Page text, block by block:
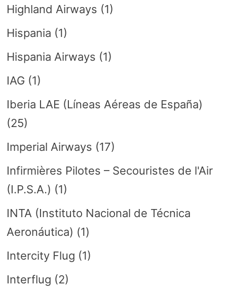
Highland Airways (1)
Hispania (1)
Hispania Airways (1)
IAG (1)
Iberia LAE (Líneas Aéreas de España)
(25)
Imperial Airways (17)
Infirmières Pilotes – Secouristes de l'Air
(I.P.S.A.) (1)
INTA (Instituto Nacional de Técnica
Aeronáutica) (1)
Intercity Flug (1)
Interflug (2)